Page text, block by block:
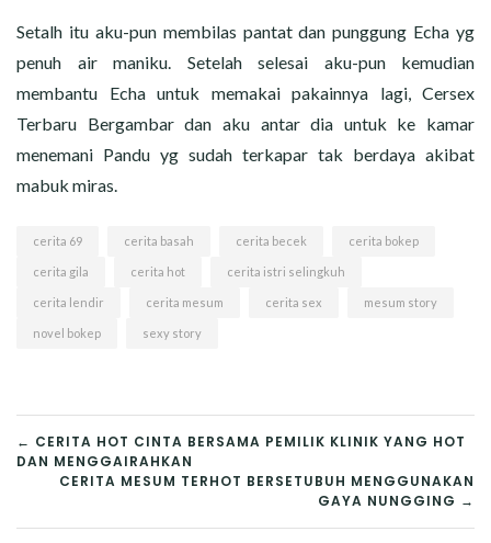
Setalh itu aku-pun membilas pantat dan punggung Echa yg
penuh air maniku. Setelah selesai aku-pun kemudian
membantu Echa untuk memakai pakainnya lagi, Cersex
Terbaru Bergambar dan aku antar dia untuk ke kamar
menemani Pandu yg sudah terkapar tak berdaya akibat
mabuk miras.
cerita 69 cerita basah cerita becek cerita bokep
cerita gila cerita hot cerita istri selingkuh
cerita lendir cerita mesum cerita sex mesum story
novel bokep sexy story
POST
NAVIGATION
← CERITA HOT CINTA BERSAMA PEMILIK KLINIK YANG HOT
DAN MENGGAIRAHKAN
CERITA MESUM TERHOT BERSETUBUH MENGGUNAKAN
GAYA NUNGGING →